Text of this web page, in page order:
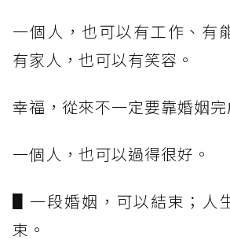
一個人，也可以有工作、有
有家人，也可以有笑容。
幸福，從來不一定要靠婚姻完
一個人，也可以過得很好。
▋一段婚姻，可以結束；人
束。